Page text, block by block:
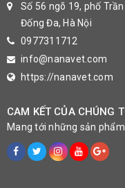
Số 56 ngõ 19, phố
Đống Đa, Hà Nội
0977311712
info@nanavet.com
https://nanavet.com
CAM KẾT CỦA CHÚNG
Mang tới những sản